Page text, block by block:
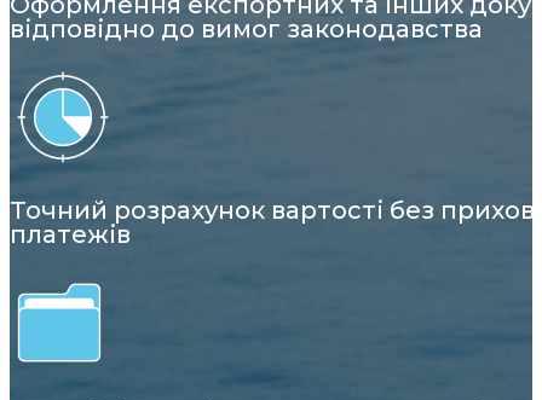
відповідно до вимог законодавства
Точний розрахунок вартості без
платежів